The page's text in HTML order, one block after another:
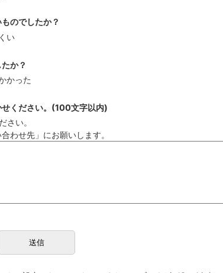
のでしたか？
い
か？
かった
せください。(100文字以内)
さい。
わせ先」にお願いします。